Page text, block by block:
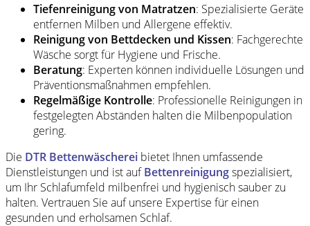
Tiefenreinigung von Matratzen: Spezialisierte Geräte
entfernen Milben und Allergene effektiv.
Reinigung von Bettdecken und Kissen: Fachgerechte
Wäsche sorgt für Hygiene und Frische.
Beratung: Experten können individuelle Lösungen und
Präventionsmaßnahmen empfehlen.
Regelmäßige Kontrolle: Professionelle Reinigungen in
festgelegten Abständen halten die Milbenpopulation
gering.
Die DTR Bettenwäscherei bietet Ihnen umfassende
Dienstleistungen und ist aufBettenreinigungspezialisiert,
um Ihr Schlafumfeld milbenfrei und hygienisch sauber zu
halten. Vertrauen Sie auf unsere Expertise für einen
gesunden und erholsamen Schlaf.